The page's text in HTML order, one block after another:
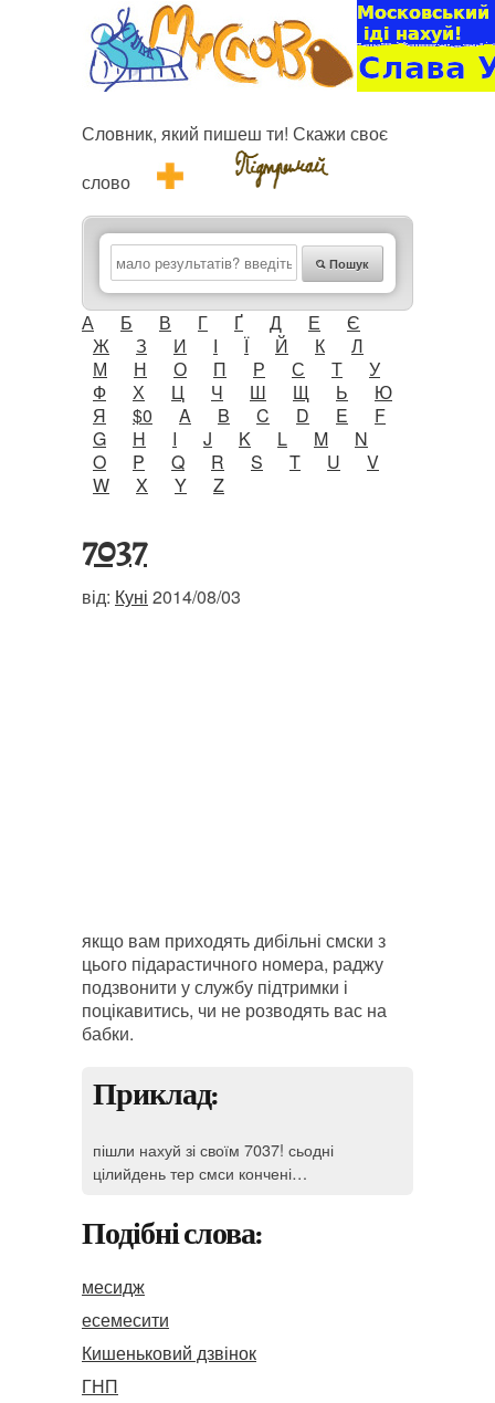
Словник, який пишеш ти! Скажи своє
слово
Пошук
А Б В Г Ґ Д Е
Є
Ж
З И І Ї Й К
Л
М
Н О П Р С Т
У
Ф
Х Ц Ч Ш Щ Ь
Ю
Я
$0 A B C D E
F
G
H I J K L M
N
O
P Q R S T U
V
W
X Y Z
7037
від: Куні 2014/08/03
якщо вам приходять дибільні смски з
цього підарастичного номера, раджу
подзвонити у службу підтримки і
поцікавитись, чи не розводять вас на
бабки.
Приклад:
пішли нахуй зі своїм 7037! сьодні
цілийдень тер смси кончені…
Подібні слова:
месидж
есемесити
Кишеньковий дзвінок
ГНП